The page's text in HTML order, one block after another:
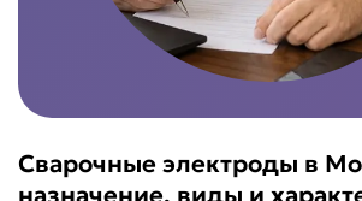
Сварочные электроды в